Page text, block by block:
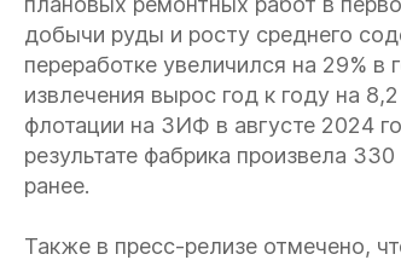
добычи руды и росту среднего
переработке увеличился на 29%
извлечения вырос год к году на
флотации на ЗИФ в августе 2024
результате фабрика произвела
ранее.
Также в пресс-релизе отмечено,